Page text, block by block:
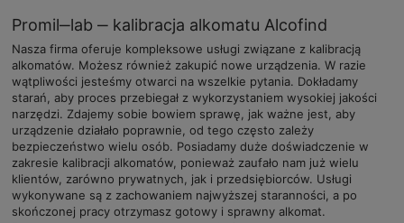
Promil‒lab ‒ kalibracja alkomatu Alcofind
Nasza firma oferuje kompleksowe usługi związane z kalibracją
alkomatów. Możesz również zakupić nowe urządzenia. W razie
wątpliwości jesteśmy otwarci na wszelkie pytania. Dokładamy
starań, aby proces przebiegał z wykorzystaniem wysokiej jakości
narzędzi. Zdajemy sobie bowiem sprawę, jak ważne jest, aby
urządzenie działało poprawnie, od tego często zależy
bezpieczeństwo wielu osób. Posiadamy duże doświadczenie w
zakresie kalibracji alkomatów, ponieważ zaufało nam już wielu
klientów, zarówno prywatnych, jak i przedsiębiorców. Usługi
wykonywane są z zachowaniem najwyższej staranności, a po
skończonej pracy otrzymasz gotowy i sprawny alkomat.